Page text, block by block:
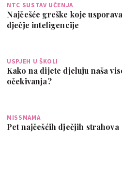
NTC SUSTAV UČENJA
Najčešće greške koje
dječje inteligencije
USPJEH U ŠKOLI
Kako na dijete djeluju naša
očekivanja?
MISSMAMA
Pet najčešćih dječjih strahova